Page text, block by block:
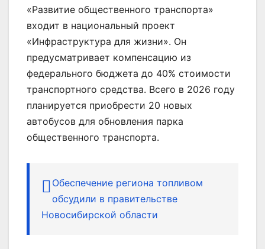
«Развитие общественного транспорта»
входит в национальный проект
«Инфраструктура для жизни». Он
предусматривает компенсацию из
федерального бюджета до 40% стоимости
транспортного средства. Всего в 2026 году
планируется приобрести 20 новых
автобусов для обновления парка
общественного транспорта.
Обеспечение региона топливом
обсудили в правительстве
Новосибирской области